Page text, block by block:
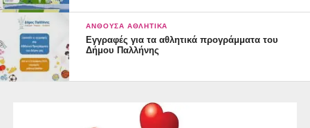
ΑΝΘΟΎΣΑ ΑΘΛΗΤΙΚΆ
Εγγραφές για τα αθλητικά προγράμματα του
Δήμου Παλλήνης